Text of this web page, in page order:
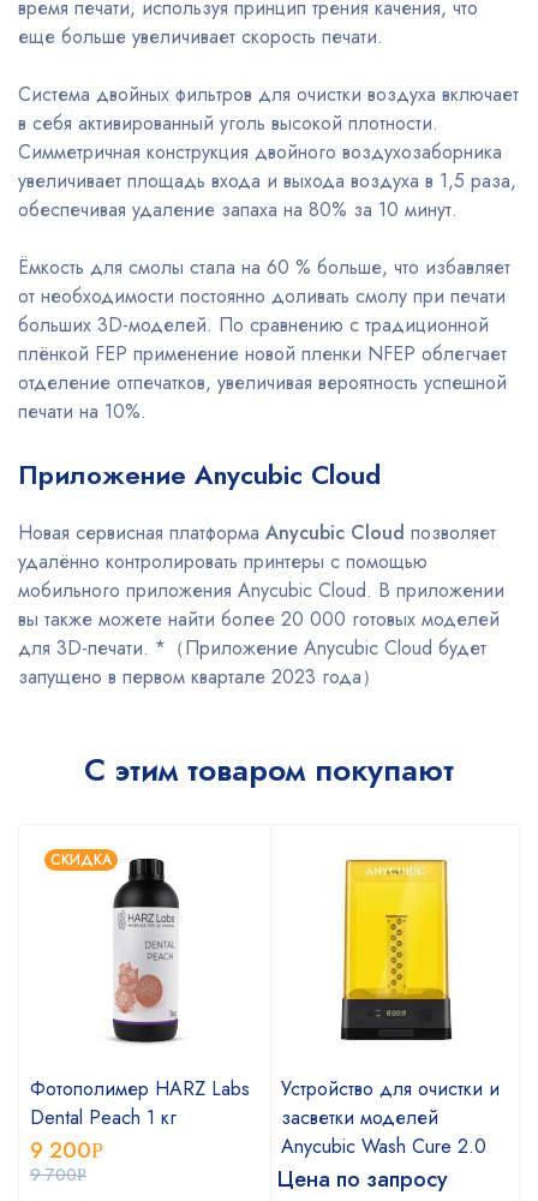
время печати, используя принцип трения качения, что
еще больше увеличивает скорость печати.
Система двойных фильтров для очистки воздуха включает
в себя активированный уголь высокой плотности.
Симметричная конструкция двойного воздухозаборника
увеличивает площадь входа и выхода воздуха в 1,5 раза,
обеспечивая удаление запаха на 80% за 10 минут.
Ёмкость для смолы стала на 60 % больше, что избавляет
от необходимости постоянно доливать смолу при печати
больших 3D-моделей. По сравнению с традиционной
плёнкой FEP применение новой пленки NFEP облегчает
отделение отпечатков, увеличивая вероятность успешной
печати на 10%.
Приложение Anycubic Cloud
Новая сервисная платформа Anycubic Cloud позволяет
удалённо контролировать принтеры с помощью
мобильного приложения Anycubic Cloud. В приложении
вы также можете найти более 20 000 готовых моделей
для 3D-печати. *（Приложение Anycubic Cloud будет
запущено в первом квартале 2023 года）
С этим товаром покупают
СКИДКА
Фотополимер HARZ Labs
Dental Peach 1 кг
9 700Р
9 200Р
Устройство для очистки и
засветки моделей
Anycubic Wash Cure 2.0
Цена по запросу